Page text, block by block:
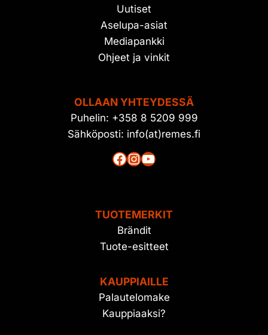
Uutiset
Aselupa-asiat
Mediapankki
Ohjeet ja vinkit
OLLAAN YHTEYDESSÄ
Puhelin: +358 8 5209 999
Sähköposti: info(at)remes.fi
Facebook
Instagram
YouTube
TUOTEMERKIT
Brändit
Tuote-esitteet
KAUPPIAILLE
Palautelomake
Kauppiaaksi?